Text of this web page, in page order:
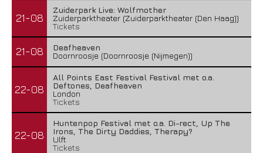
21-08
Zuiderpark Live: Wolfmother
Zuiderparktheater (Zuiderparktheater (Den Haag))
Tickets
21-08
Deafheaven
Doornroosje (Doornroosje (Nijmegen))
22-08
All Points East Festival Festival met o.a.
Deftones, Deafheaven
London
Tickets
22-08
Huntenpop Festival met o.a. Di-rect, Up The
Irons, The Dirty Daddies, Therapy?
Ulft
Tickets